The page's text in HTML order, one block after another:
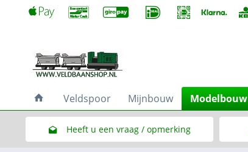
Veldspoor Mijnbouw Modelbouw
Heeft u een vraag / opmerking